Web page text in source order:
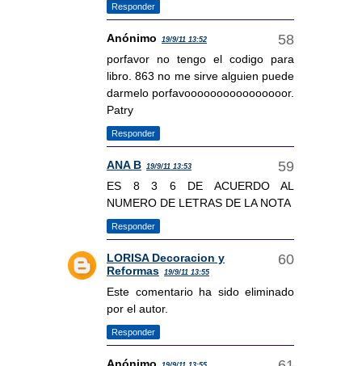
Responder
Anónimo 19/9/11 13:52
porfavor no tengo el codigo para
libro. 863 no me sirve alguien puede
darmelo porfavoooooooooooooooor.
Patry
Responder
ANA B 19/9/11 13:53
ES 8 3 6 DE ACUERDO AL
NUMERO DE LETRAS DE LA NOTA
Responder
LORISA Decoracion y
Reformas 19/9/11 13:55
Este comentario ha sido eliminado
por el autor.
Responder